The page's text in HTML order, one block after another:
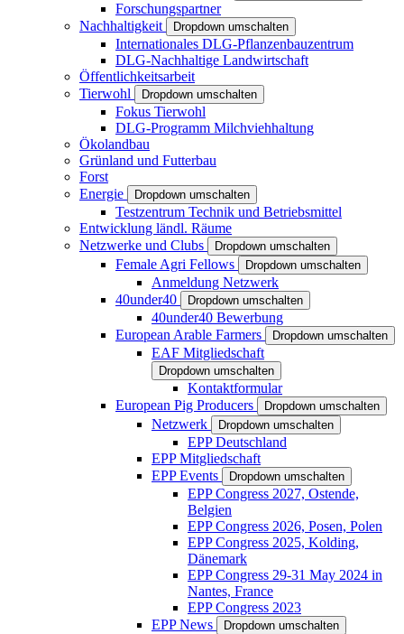
Forschungspartner
Nachhaltigkeit
Dropdown umschalten
Internationales DLG-Pflanzenbauzentrum
DLG-Nachhaltige Landwirtschaft
Öffentlichkeitsarbeit
Tierwohl
Dropdown umschalten
Fokus Tierwohl
DLG-Programm Milchviehhaltung
Ökolandbau
Grünland und Futterbau
Forst
Energie
Dropdown umschalten
Testzentrum Technik und Betriebsmittel
Entwicklung ländl. Räume
Netzwerke und Clubs
Dropdown umschalten
Female Agri Fellows Dropdown umschalten
Anmeldung Netzwerk
40under40
Dropdown umschalten
40under40 Bewerbung
European Arable Farmers
Dropdown umschalten
EAF Mitgliedschaft
Dropdown umschalten
Kontaktformular
European Pig Producers
Dropdown umschalten
Netzwerk Dropdown umschalten
EPP Deutschland
EPP Mitgliedschaft
EPP Events
Dropdown umschalten
EPP Congress 2027, Ostende,
Belgien
EPP Congress 2026, Posen, Polen
EPP Congress 2025, Kolding,
Dänemark
EPP Congress 29-31 May 2024 in
Nantes, France
EPP Congress 2023
EPP News
Dropdown umschalten